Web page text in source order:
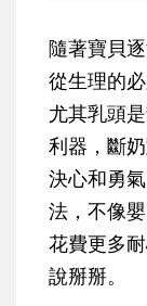
隨著寶貝
從生理的
尤其乳頭
利器，斷
決心和勇
法，不像
花費更多
說掰掰。